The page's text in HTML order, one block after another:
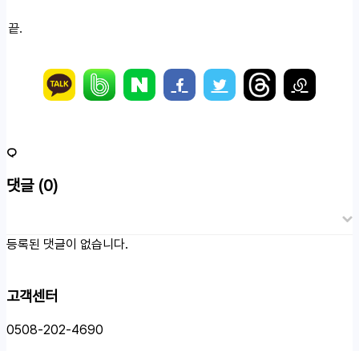
끝.
댓글 (0)
등록된 댓글이 없습니다.
고객센터
0508-202-4690